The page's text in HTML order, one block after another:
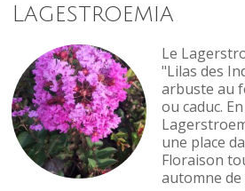
Lagestroemia
Le
"Lilas des
arbuste au
ou caduc.
une place
Floraison
automne